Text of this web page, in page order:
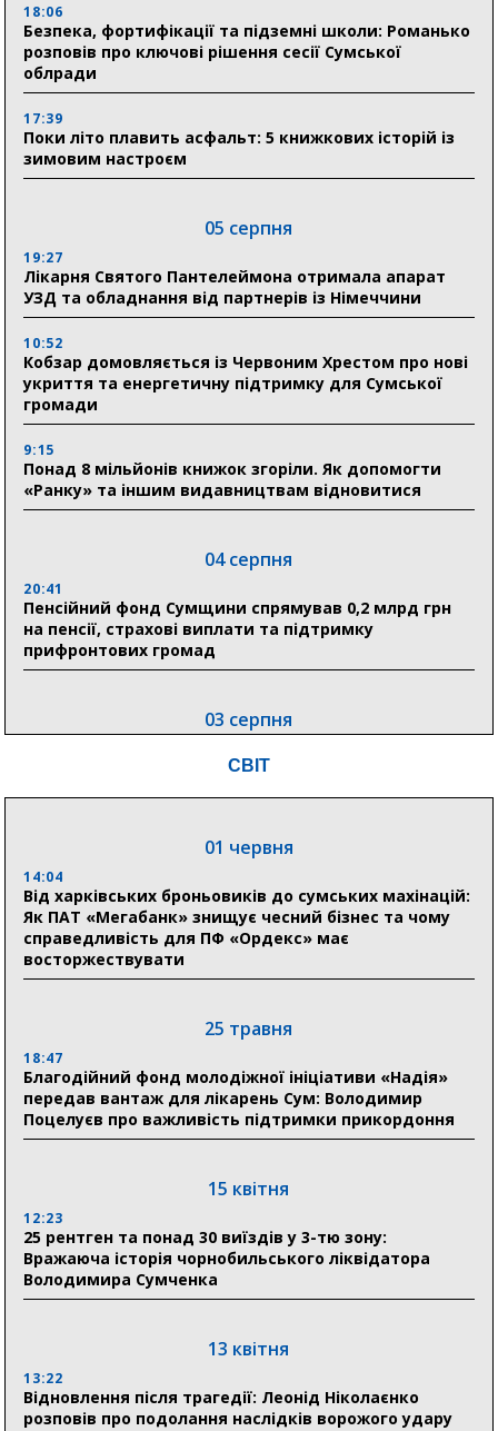
18:06
Безпека, фортифікації та підземні школи: Романько
розповів про ключові рішення сесії Сумської
облради
17:39
Поки літо плавить асфальт: 5 книжкових історій із
зимовим настроєм
05 серпня
19:27
Лікарня Святого Пантелеймона отримала апарат
УЗД та обладнання від партнерів із Німеччини
10:52
Кобзар домовляється із Червоним Хрестом про нові
укриття та енергетичну підтримку для Сумської
громади
9:15
Понад 8 мільйонів книжок згоріли. Як допомогти
«Ранку» та іншим видавництвам відновитися
04 серпня
20:41
Пенсійний фонд Сумщини спрямував 0,2 млрд грн
на пенсії, страхові виплати та підтримку
прифронтових громад
03 серпня
Романько розширює програму відпочинку дітей із
Ніколаєнко: у Сумах погодили 115 компенсацій на
відновлення житла майже на 6,6 млн грн
Сумщини пояснив, як отримати допомогу на зиму
17:52
«Укрексімбанк» припиняє виплату пенсій: у
Пенсійному фонді Сумщини пояснили, що робити
людям
відзнаки «Почесного громадянина міста Суми»
30 липня
Сумська клінічна лікарня Святого Пантелеймона
18:33
СВІТ
01 червня
14:04
Від харківських броньовиків до сумських махінацій:
Як ПАТ «Мегабанк» знищує чесний бізнес та чому
справедливість для ПФ «Ордекс» має
восторжествувати
25 травня
18:47
Благодійний фонд молодіжної ініціативи «Надія»
передав вантаж для лікарень Сум: Володимир
Поцелуєв про важливість підтримки прикордоння
15 квітня
12:23
25 рентген та понад 30 виїздів у 3-тю зону:
Вражаюча історія чорнобильського ліквідатора
Володимира Сумченка
13 квітня
13:22
Відновлення після трагедії: Леонід Ніколаєнко
розповів про подолання наслідків ворожого удару